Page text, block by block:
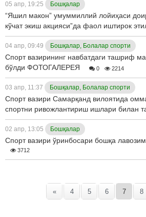
05 апр, 19:25 Бошқалар
“Яшил макон” умуммиллий лойиҳаси
кўчат экиш акцияси”да фаол иштирок
04 апр, 09:49 Бошқалар, Болалар спорти
Спорт вазирининг навбатдаги ташриф
бўлди ФОТОГАЛЕРЕЯ
0 2214
03 апр, 11:37 Бошқалар, Болалар спорти
Спорт вазири Самарқанд вилоятида
спортни ривожлантириш ишлари билан
02 апр, 13:05 Бошқалар
Спорт вазири ўринбосари бошқа
3712
« 4 5 6 7 8